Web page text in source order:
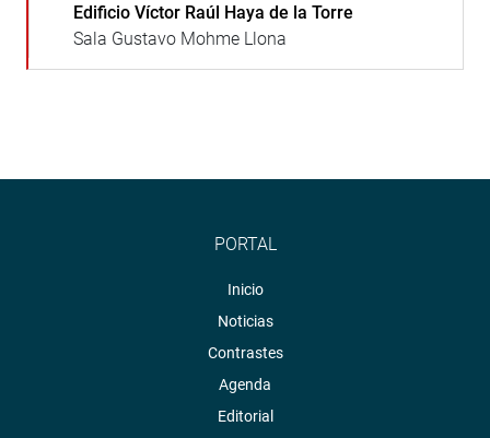
Edificio Víctor Raúl Haya de la Torre
Sala Gustavo Mohme Llona
PORTAL
Inicio
Noticias
Contrastes
Agenda
Editorial